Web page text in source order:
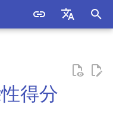
得分